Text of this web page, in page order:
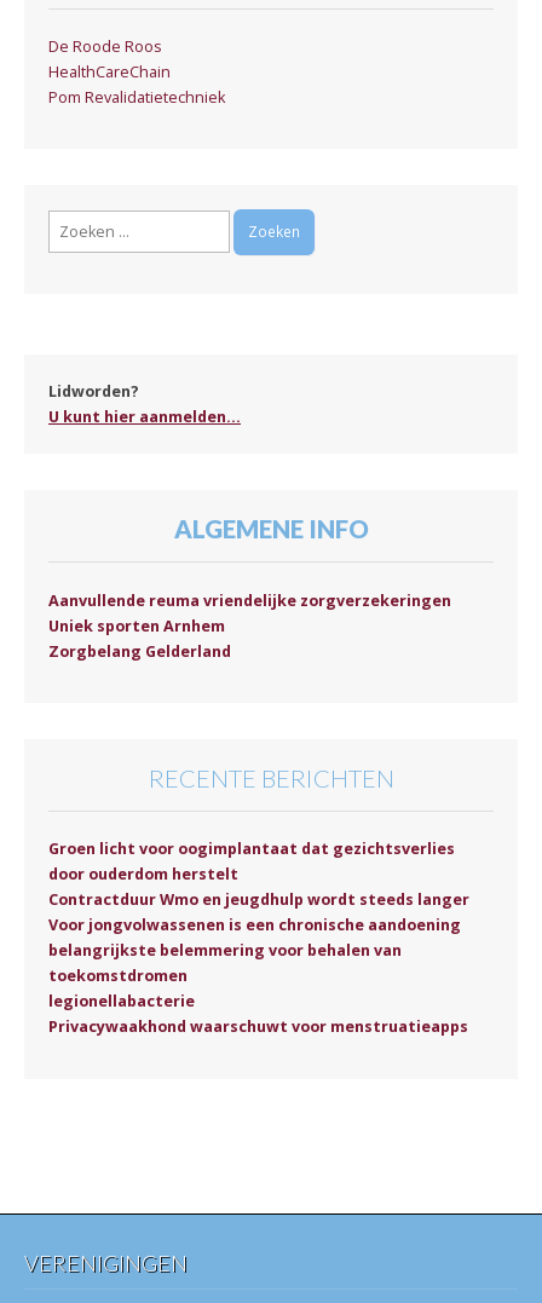
De Roode Roos
HealthCareChain
Pom Revalidatietechniek
Zoeken
Lidworden?
U kunt hier aanmelden...
ALGEMENE INFO
Aanvullende reuma vriendelijke zorgverzekeringen
Uniek sporten Arnhem
Zorgbelang Gelderland
RECENTE BERICHTEN
Groen licht voor oogimplantaat dat gezichtsverlies
door ouderdom herstelt
Contractduur Wmo en jeugdhulp wordt steeds langer
Voor jongvolwassenen is een chronische aandoening
belangrijkste belemmering voor behalen van
toekomstdromen
legionellabacterie
Privacywaakhond waarschuwt voor menstruatieapps
VERENIGINGEN